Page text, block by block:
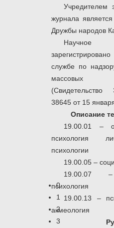
0
1
2
3
Учредителем
журнала
Дружбы народов
службе по
массовых
38645 от 15
Описание
19.00.01 –
психология
психологии
19.00.05 –
19.00.07 –
психология
19.00.13 –
акмеология